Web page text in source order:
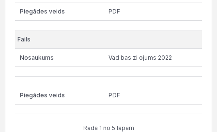
PDF
Vad bas zi ojums 2022
PDF
Rāda 1 no 5 lapām